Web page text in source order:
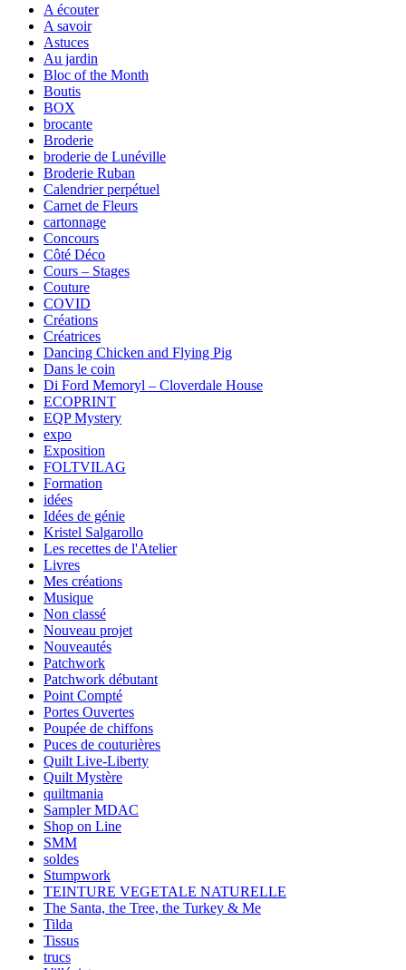
A écouter
A savoir
Astuces
Au jardin
Bloc of the Month
Boutis
BOX
brocante
Broderie
broderie de Lunéville
Broderie Ruban
Calendrier perpétuel
Carnet de Fleurs
cartonnage
Concours
Côté Déco
Cours – Stages
Couture
COVID
Créations
Créatrices
Dancing Chicken and Flying Pig
Dans le coin
Di Ford Memoryl – Cloverdale House
ECOPRINT
EQP Mystery
expo
Exposition
FOLTVILAG
Formation
idées
Idées de génie
Kristel Salgarollo
Les recettes de l'Atelier
Livres
Mes créations
Musique
Non classé
Nouveau projet
Nouveautés
Patchwork
Patchwork débutant
Point Compté
Portes Ouvertes
Poupée de chiffons
Puces de couturières
Quilt Live-Liberty
Quilt Mystère
quiltmania
Sampler MDAC
Shop on Line
SMM
soldes
Stumpwork
TEINTURE VEGETALE NATURELLE
The Santa, the Tree, the Turkey & Me
Tilda
Tissus
trucs